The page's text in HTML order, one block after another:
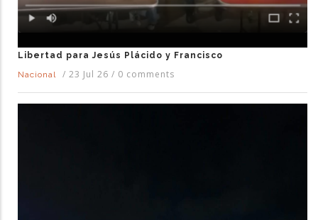
Libertad para Jesús Plácido y Francisco
Nacional
/ 23 Jul 26 / 0 comments